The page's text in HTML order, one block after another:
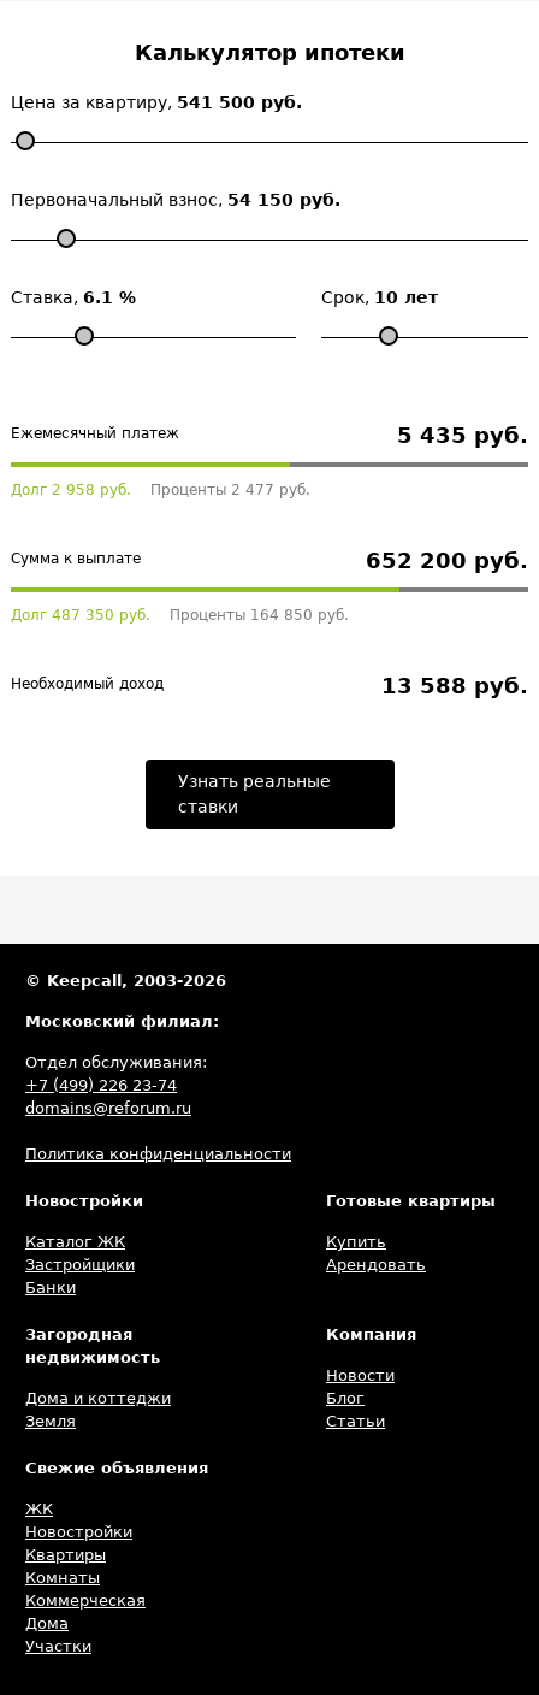
Калькулятор ипотеки
Цена за квартиру, 541 500 руб.
Первоначальный взнос, 54 150 руб.
Ставка, 6.1 % Срок, 10 лет
Ежемесячный платеж 5 435 руб.
Долг 2 958 руб. Проценты 2 477 руб.
Сумма к выплате 652 200 руб.
Долг 487 350 руб. Проценты 164 850 руб.
Необходимый доход 13 588 руб.
Узнать реальные
ставки
© Keepcall, 2003-2026
Московский филиал:
Отдел обслуживания:
+7 (499) 226 23-74
domains@reforum.ru
Политика конфиденциальности
Новостройки
Каталог ЖК
Застройщики
Банки
Готовые квартиры
Купить
Арендовать
Загородная
недвижимость
Дома и коттеджи
Земля
Компания
Новости
Блог
Статьи
Свежие объявления
ЖК
Новостройки
Квартиры
Комнаты
Коммерческая
Дома
Участки